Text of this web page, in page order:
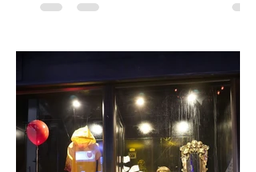
Día del Niño. El espectáculo Hollywood
de todos los tiempos en un concierto en
sinfónica en pleno, coro y una
sorprendente puesta en escena pensada
especialmente pa